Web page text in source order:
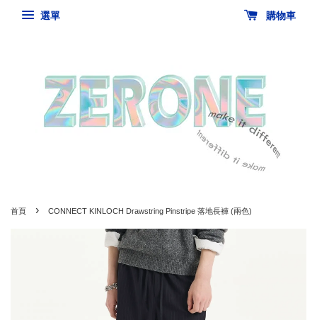
選單 購物車
首頁 › CONNECT KINLOCH Drawstring Pinstripe 落地長褲 (兩色)